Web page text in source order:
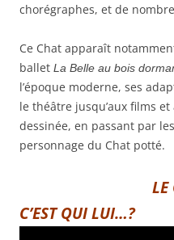
chorégraphes, et de
Ce Chat apparaît
ballet La Belle au bois
l’époque moderne, ses
le théâtre jusqu’aux films
dessinée, en passant par
personnage du Chat potté.
LE
C’EST QUI LUI…?